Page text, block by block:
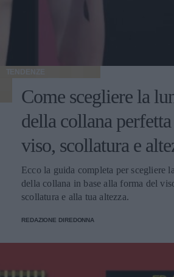
TENDENZE
Come scegliere la
della collana perfetta
viso, scollatura e
Ecco la guida completa per scegliere
della collana in base alla forma del
scollatura e alla tua altezza.
REDAZIONE DIREDONNA